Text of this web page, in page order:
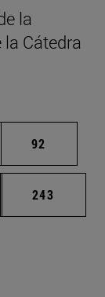
la
Cátedra
intermedias
Página
92
intermedias
Página
243